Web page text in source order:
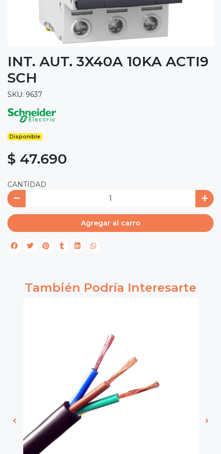
INT. AUT. 3X40A 10KA ACTI9
SCH
SKU: 9637
Disponible
$ 47.690
CANTIDAD
Agregar al carro
También Podría Interesarte